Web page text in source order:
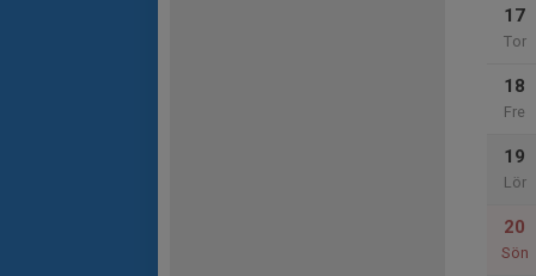
17
Tor
18
Fre
19
Lör
20
Sön